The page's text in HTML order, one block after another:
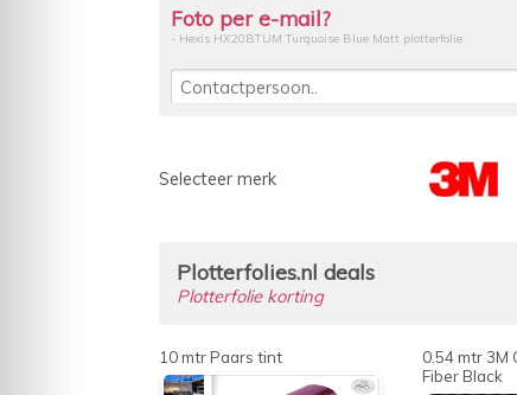
Foto per e-mail?
- Hexis HX20BTUM Turquoise Blue Matt plotterfolie
Selecteer merk
Plotterfolies.nl deals
Plotterfolie korting
10 mtr Paars tint
0.54 mtr 3M
Fiber Black